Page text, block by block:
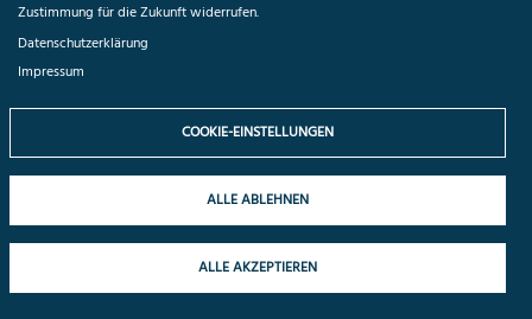
nutzen? Die Session gab einen Überblick über laufende
nationale und europäische Abstimmungsprozesse.
Diskutierenden lobten die Vision des EHDS, wiesen jedoch auf
die Heterogenität der Register hin. Sie forderten eine bessere
Berücksichtigung der Perspektive der Datenverantwortlichen.
Zustimmung für die Zukunft widerrufen.
Datenschutzerklärung
Impressum
COOKIE-EINSTELLUNGEN
ALLE ABLEHNEN
ALLE AKZEPTIEREN